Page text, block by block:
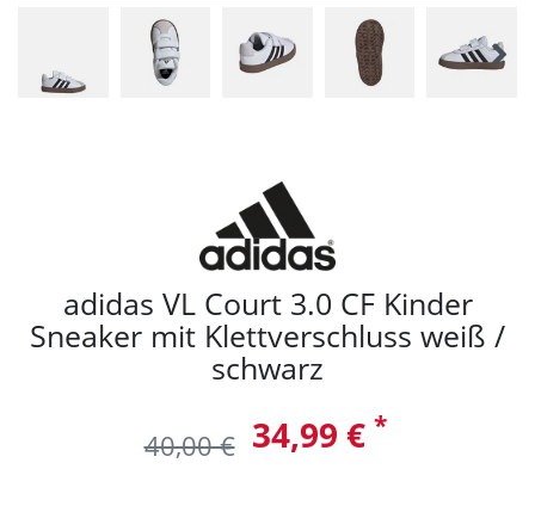
adidas VL Court 3.0 CF Kinder
Sneaker mit Klettverschluss weiß /
schwarz
40,00 € 34,99 € *